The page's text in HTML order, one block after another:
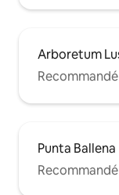
Arboretum
Punta Ballena